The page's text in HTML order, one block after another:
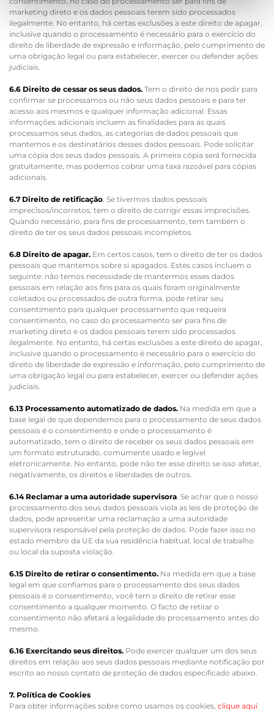
marketing direto e os dados pessoais terem sido processados
ilegalmente. No entanto, há certas exclusões a este direito de apagar,
inclusive quando o processamento é necessário para o exercício do
direito de liberdade de expressão e informação, pelo cumprimento de
uma obrigação legal ou para estabelecer, exercer ou defender ações
judiciais.
6.6 Direito de cessar os seus dados. Tem o direito de nos pedir para
confirmar se processamos ou não seus dados pessoais e para ter
acesso aos mesmos e qualquer informação adicional. Essas
informações adicionais incluem as finalidades para as quais
processamos seus dados, as categorias de dados pessoais que
mantemos e os destinatários desses dados pessoais. Pode solicitar
uma cópia dos seus dados pessoais. A primeira cópia será fornecida
gratuitamente, mas podemos cobrar uma taxa razoável para cópias
adicionais.
6.7 Direito de retificação . Se tivermos dados pessoais
imprecisos/incorretos, tem o direito de corrigir essas imprecisões.
Quando necessário, para fins de processamento, tem também o
direito de ter os seus dados pessoais incompletos.
6.8 Direito de apagar. Em certos casos, tem o direito de ter os dados
pessoais que mantemos sobre si apagados. Estes casos incluem o
seguinte: não temos necessidade de mantermos esses dados
pessoais em relação aos fins para os quais foram originalmente
coletados ou processados de outra forma, pode retirar seu
consentimento para qualquer processamento que requeira
consentimento, no caso do processamento ser para fins de
marketing direto e os dados pessoais terem sido processados
ilegalmente. No entanto, há certas exclusões a este direito de apagar,
inclusive quando o processamento é necessário para o exercício do
direito de liberdade de expressão e informação, pelo cumprimento de
uma obrigação legal ou para estabelecer, exercer ou defender ações
judiciais.
6.13 Processamento automatizado de dados. Na medida em que a
base legal de que dependemos para o processamento de seus dados
pessoais é o consentimento e onde o processamento é
automatizado, tem o direito de receber os seus dados pessoais em
um formato estruturado, comumente usado e legível
eletronicamente. No entanto, pode não ter esse direito se isso afetar,
negativamente, os direitos e liberdades de outros.
6.14 Reclamar a uma autoridade supervisora . Se achar que o nosso
processamento dos seus dados pessoais viola as leis de proteção de
dados, pode apresentar uma reclamação a uma autoridade
supervisora responsável pela proteção de dados. Pode fazer isso no
estado membro da UE da sua residência habitual, local de trabalho
ou local da suposta violação.
6.15 Direito de retirar o consentimento. Na medida em que a base
legal em que confiamos para o processamento dos seus dados
pessoais é o consentimento, você tem o direito de retirar esse
consentimento a qualquer momento. O facto de retirar o
consentimento não afetará a legalidade do processamento antes do
mesmo.
6.16 Exercitando seus direitos. Pode exercer qualquer um dos seus
direitos em relação aos seus dados pessoais mediante notificação por
escrito ao nosso contato de proteção de dados especificado abaixo.
7. Política de Cookies
Para obter informações sobre como usamos os cookies, clique aqui